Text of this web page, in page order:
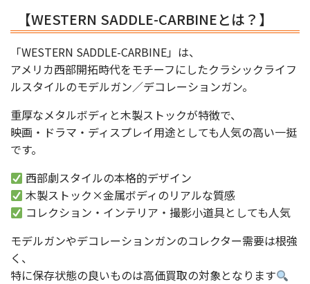
【WESTERN SADDLE-CARBINEとは？】
「WESTERN SADDLE-CARBINE」は、
アメリカ西部開拓時代をモチーフにしたクラシックライフ
ルスタイルのモデルガン／デコレーションガン。
重厚なメタルボディと木製ストックが特徴で、
映画・ドラマ・ディスプレイ用途としても人気の高い一挺
です。
西部劇スタイルの本格的デザイン
木製ストック×金属ボディのリアルな質感
コレクション・インテリア・撮影小道具としても人気
モデルガンやデコレーションガンのコレクター需要は根強
く、
特に保存状態の良いものは高価買取の対象となります